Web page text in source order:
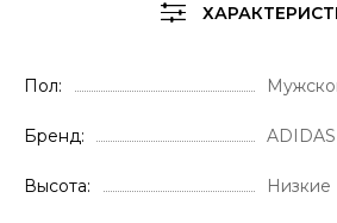
Пол
Бренд ADIDAS
Высота Низкие